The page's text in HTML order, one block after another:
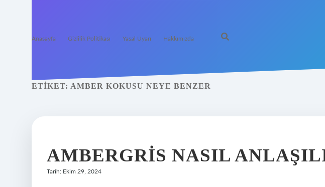
Anasayfa Gizlilik Politikası Yasal Uyarı Hakkımızda
ETIKET: AMBER KOKUSU NEYE BENZER
AMBERGRIS NASIL
Tarih: Ekim 29, 2024